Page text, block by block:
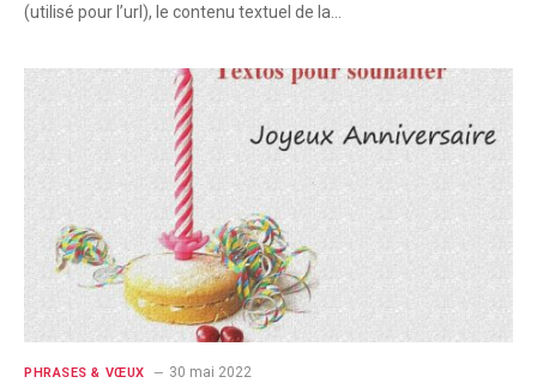
(utilisé pour l’url), le contenu textuel de la…
PHRASES & VŒUX 30 mai 2022